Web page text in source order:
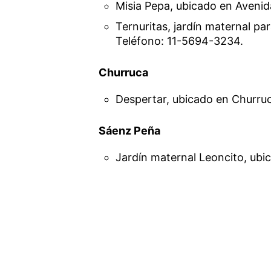
Misia Pepa, ubicado en
Ternuritas, jardín maternal
Teléfono: 11-5694-3234.
Churruca
Despertar, ubicado en
Sáenz Peña
Jardín maternal Leoncito,